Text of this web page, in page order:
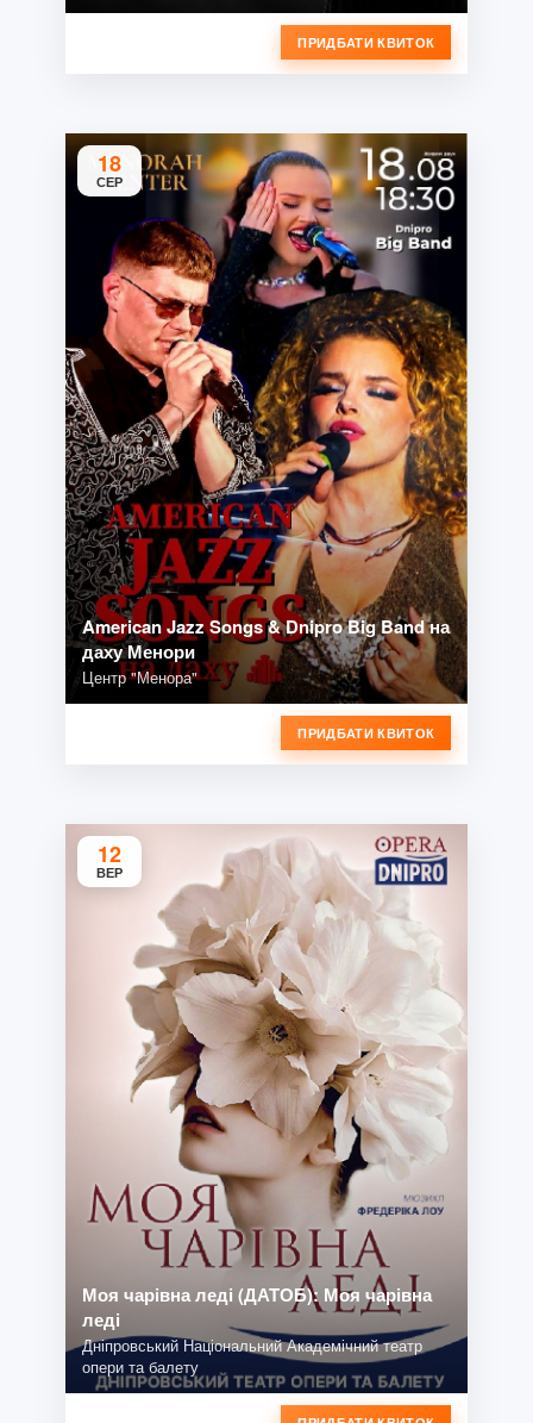
ПРИДБАТИ КВИТОК
18
СЕР
American Jazz Songs & Dnipro Big Band на
даху Менори
Центр "Менора"
ПРИДБАТИ КВИТОК
12
ВЕР
Моя чарівна леді (ДАТОБ): Моя чарівна
леді
Дніпровський Національний Академічний театр
опери та балету